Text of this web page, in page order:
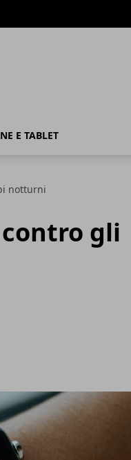
E TABLET
notturni
gli